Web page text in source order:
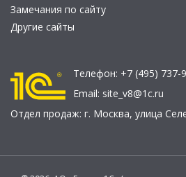
Замечания по сайту
Другие сайты
Телефон: +7 (495) 737-
Email: site_v8@1c.ru
Отдел продаж: г. Москва, улица